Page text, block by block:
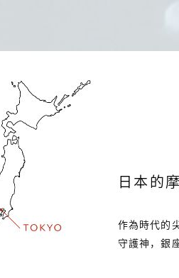
日本的
作為時代的
守護神，銀